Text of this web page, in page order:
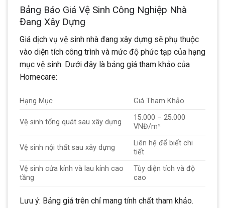
Bảng Báo Giá Vệ Sinh Công Nghiệp Nhà
Đang Xây Dựng
Giá dịch vụ vệ sinh nhà đang xây dựng sẽ phụ thuộc
vào diện tích công trình và mức độ phức tạp của hạng
mục vệ sinh. Dưới đây là bảng giá tham khảo của
Homecare:
Hạng Mục Giá Tham Khảo
Vệ sinh tổng quát sau xây dựng
15.000 – 25.000
VNĐ/m²
Vệ sinh nội thất sau xây dựng
Liên hệ để biết chi
tiết
Vệ sinh cửa kính và lau kính cao
tầng
Tùy diện tích và độ
cao
Lưu ý: Bảng giá trên chỉ mang tính chất tham khảo.